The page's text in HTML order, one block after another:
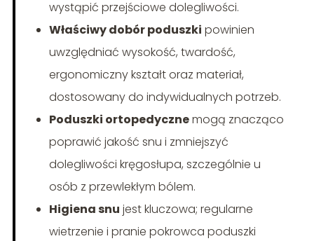
wystąpić przejściowe dolegliwości.
Właściwy dobór poduszki powinien
uwzględniać wysokość, twardość,
ergonomiczny kształt oraz materiał,
dostosowany do indywidualnych potrzeb.
Poduszki ortopedycznemogą znacząco
poprawić jakość snu i zmniejszyć
dolegliwości kręgosłupa, szczególnie u
osób z przewlekłym bólem.
Higiena snu jest kluczowa; regularne
wietrzenie i pranie pokrowca poduszki